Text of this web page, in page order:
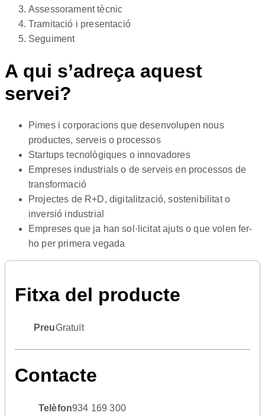
Assessorament tècnic
Tramitació i presentació
Seguiment
A qui s’adreça aquest
servei?
Pimes i corporacions que desenvolupen nous
productes, serveis o processos
Startups tecnològiques o innovadores
Empreses industrials o de serveis en processos de
transformació
Projectes de R+D, digitalització, sostenibilitat o
inversió industrial
Empreses que ja han sol·licitat ajuts o que volen fer-
ho per primera vegada
Fitxa del producte
PreuGratuït
Contacte
Telèfon934 169 300